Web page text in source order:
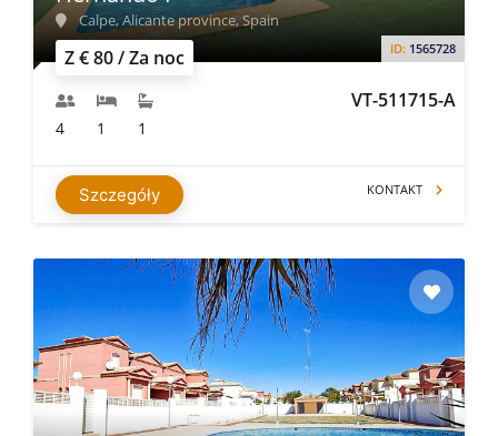
Z € 80 / Za noc ID: 1565728
VT-511715-A
Calpe, Alicante province, Spain
4 1 1
Szczegóły KONTAKT